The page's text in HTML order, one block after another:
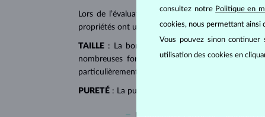
Lors de l’évaluation et de la certification des
propriétés ont un impact majeur sur le prix d’un
TAILLE : La bonne taille donne au diamant son
nombreuses formes dites fantaisies, telles que
particulièrement populaire sur
PURETÉ : La pureté de diamant est déterminée
consultez notre Politique en
cookies, nous permettant
Vous pouvez sinon continuer
utilisation des cookies en